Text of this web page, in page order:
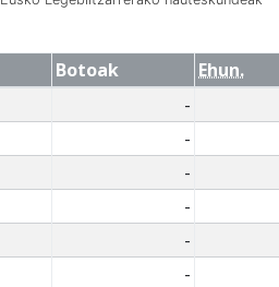
Botoak Ehun.
-
-
-
-
-
-